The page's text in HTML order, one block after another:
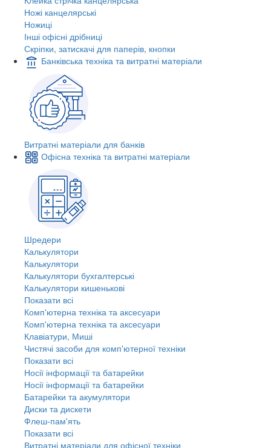
Ножі канцелярські
Ножиці
Інші офісні дрібниці
Скріпки, затискачі для паперів, кнопки
Банківська техніка та витратні матеріали
Витратні матеріали для банків
Офісна техніка та витратні матеріали
Шредери
Калькулятори
Калькулятори
Калькулятори бухгалтерські
Калькулятори кишенькові
Показати всі
Комп'ютерна техніка та аксесуари
Комп'ютерна техніка та аксесуари
Клавіатури, Миші
Чистячі засоби для комп'ютерної техніки
Показати всі
Носії інформації та батарейки
Носії інформації та батарейки
Батарейки та акумулятори
Диски та дискети
Флеш-пам'ять
Показати всі
Витратні матеріали для офісної техніки